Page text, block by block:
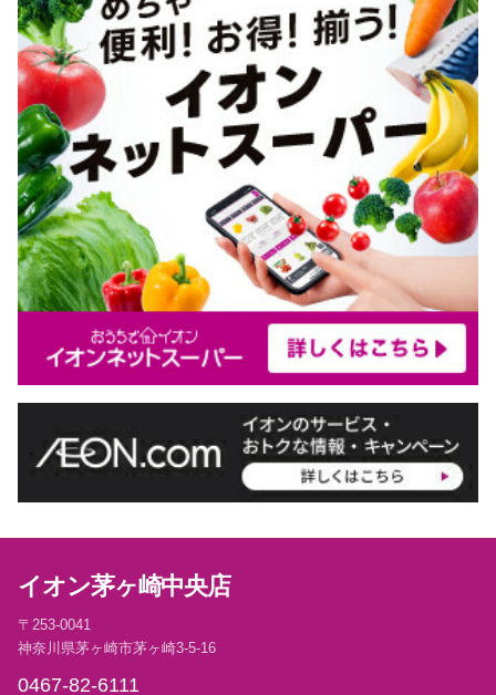
イオン茅ヶ崎中央店
〒253-0041
神奈川県茅ヶ崎市茅ヶ崎3-5-16
0467-82-6111